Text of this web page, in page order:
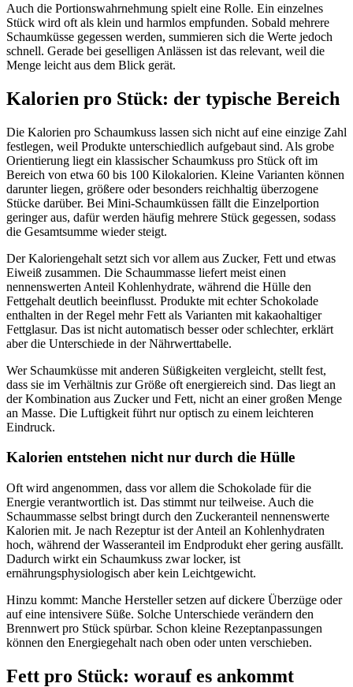
Auch die Portionswahrnehmung spielt eine Rolle. Ein einzelnes
Stück wird oft als klein und harmlos empfunden. Sobald mehrere
Schaumküsse gegessen werden, summieren sich die Werte jedoch
schnell. Gerade bei geselligen Anlässen ist das relevant, weil die
Menge leicht aus dem Blick gerät.
Kalorien pro Stück: der typische Bereich
Die Kalorien pro Schaumkuss lassen sich nicht auf eine einzige Zahl
festlegen, weil Produkte unterschiedlich aufgebaut sind. Als grobe
Orientierung liegt ein klassischer Schaumkuss pro Stück oft im
Bereich von etwa 60 bis 100 Kilokalorien. Kleine Varianten können
darunter liegen, größere oder besonders reichhaltig überzogene
Stücke darüber. Bei Mini-Schaumküssen fällt die Einzelportion
geringer aus, dafür werden häufig mehrere Stück gegessen, sodass
die Gesamtsumme wieder steigt.
Der Kaloriengehalt setzt sich vor allem aus Zucker, Fett und etwas
Eiweiß zusammen. Die Schaummasse liefert meist einen
nennenswerten Anteil Kohlenhydrate, während die Hülle den
Fettgehalt deutlich beeinflusst. Produkte mit echter Schokolade
enthalten in der Regel mehr Fett als Varianten mit kakaohaltiger
Fettglasur. Das ist nicht automatisch besser oder schlechter, erklärt
aber die Unterschiede in der Nährwerttabelle.
Wer Schaumküsse mit anderen Süßigkeiten vergleicht, stellt fest,
dass sie im Verhältnis zur Größe oft energiereich sind. Das liegt an
der Kombination aus Zucker und Fett, nicht an einer großen Menge
an Masse. Die Luftigkeit führt nur optisch zu einem leichteren
Eindruck.
Kalorien entstehen nicht nur durch die Hülle
Oft wird angenommen, dass vor allem die Schokolade für die
Energie verantwortlich ist. Das stimmt nur teilweise. Auch die
Schaummasse selbst bringt durch den Zuckeranteil nennenswerte
Kalorien mit. Je nach Rezeptur ist der Anteil an Kohlenhydraten
hoch, während der Wasseranteil im Endprodukt eher gering ausfällt.
Dadurch wirkt ein Schaumkuss zwar locker, ist
ernährungsphysiologisch aber kein Leichtgewicht.
Hinzu kommt: Manche Hersteller setzen auf dickere Überzüge oder
auf eine intensivere Süße. Solche Unterschiede verändern den
Brennwert pro Stück spürbar. Schon kleine Rezeptanpassungen
können den Energiegehalt nach oben oder unten verschieben.
Fett pro Stück: worauf es ankommt